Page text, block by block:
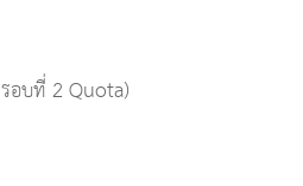
อบที่ 2 Quota)